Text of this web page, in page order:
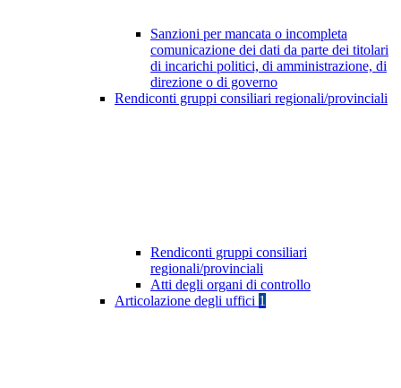
Sanzioni per mancata o incompleta
comunicazione dei dati da parte dei titolari
di incarichi politici, di amministrazione, di
direzione o di governo
Rendiconti gruppi consiliari regionali/provinciali
Rendiconti gruppi consiliari
regionali/provinciali
Atti degli organi di controllo
Articolazione degli uffici 1